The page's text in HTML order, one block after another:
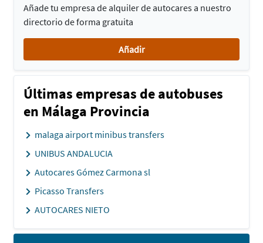
Añade tu empresa de alquiler de autocares a nuestro
directorio de forma gratuita
Añadir
Últimas empresas de autobuses
en Málaga Provincia
malaga airport minibus transfers
UNIBUS ANDALUCIA
Autocares Gómez Carmona sl
Picasso Transfers
AUTOCARES NIETO